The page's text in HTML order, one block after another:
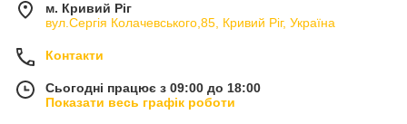
м. Кривий Ріг
вул.Сергія Колачевського,85, Кривий Ріг, Україна
Контакти
Сьогодні працює з 09:00 до 18:00
Показати весь графік роботи